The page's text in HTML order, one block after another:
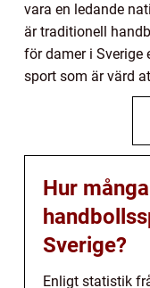
vara en ledande
är traditionell
för damer i Sverige
sport som är värd
Hur
Sverige?
Enligt statistik